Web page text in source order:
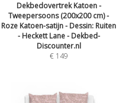
Dekbedovertrek Katoen -
Tweepersoons (200x200 cm) -
Roze Katoen-satijn - Dessin: Ruiten
- Heckett Lane - Dekbed-
Discounter.nl
€ 149